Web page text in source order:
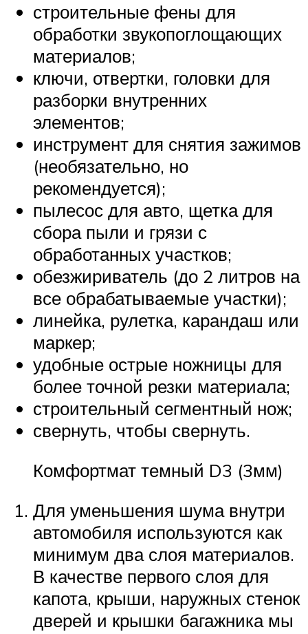
строительные фены для
обработки звукопоглощающих
материалов;
ключи, отвертки, головки для
разборки внутренних
элементов;
инструмент для снятия зажимов
(необязательно, но
рекомендуется);
пылесос для авто, щетка для
сбора пыли и грязи с
обработанных участков;
обезжириватель (до 2 литров на
все обрабатываемые участки);
линейка, рулетка, карандаш или
маркер;
удобные острые ножницы для
более точной резки материала;
строительный сегментный нож;
свернуть, чтобы свернуть.
Комфортмат темный D3 (3мм)
Для уменьшения шума внутри
автомобиля используются как
минимум два слоя материалов.
В качестве первого слоя для
капота, крыши, наружных стенок
дверей и крышки багажника мы